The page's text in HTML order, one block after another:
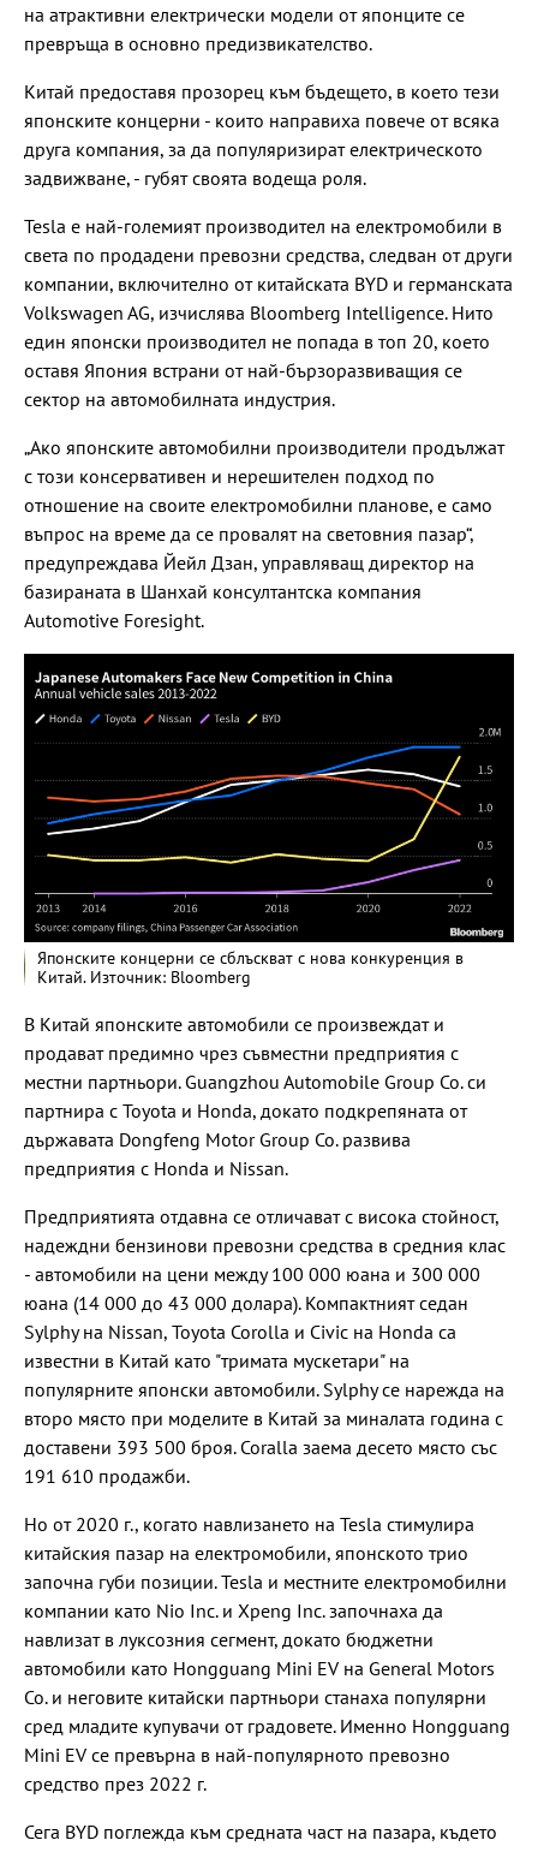
на атрактивни електрически модели от японците се
превръща в основно предизвикателство.
Китай предоставя прозорец към бъдещето, в което тези
японските концерни - които направиха повече от всяка
друга компания, за да популяризират електрическото
задвижване, - губят своята водеща роля.
Tesla е най-големият производител на електромобили в
света по продадени превозни средства, следван от други
компании, включително от китайската BYD и германската
Volkswagen AG, изчислява Bloomberg Intelligence. Нито
един японски производител не попада в топ 20, което
оставя Япония встрани от най-бързоразвиващия се
сектор на автомобилната индустрия.
„Ако японските автомобилни производители продължат
с този консервативен и нерешителен подход по
отношение на своите електромобилни планове, е само
въпрос на време да се провалят на световния пазар“,
предупреждава Йейл Дзан, управляващ директор на
базираната в Шанхай консултантска компания
Automotive Foresight.
Японските концерни се сблъскват с нова конкуренция в
Китай. Източник: Bloomberg
В Китай японските автомобили се произвеждат и
продават предимно чрез съвместни предприятия с
местни партньори. Guangzhou Automobile Group Co. си
партнира с Toyota и Honda, докато подкрепяната от
държавата Dongfeng Motor Group Co. развива
предприятия с Honda и Nissan.
Предприятията отдавна се отличават с висока стойност,
надеждни бензинови превозни средства в средния клас
- автомобили на цени между 100 000 юана и 300 000
юана (14 000 до 43 000 долара). Компактният седан
Sylphy на Nissan, Toyota Corolla и Civic на Honda са
известни в Китай като "тримата мускетари" на
популярните японски автомобили. Sylphy се нарежда на
второ място при моделите в Китай за миналата година с
доставени 393 500 броя. Coralla заема десето място със
191 610 продажби.
Но от 2020 г., когато навлизането на Tesla стимулира
китайския пазар на електромобили, японското трио
започна губи позиции. Tesla и местните електромобилни
компании като Nio Inc. и Xpeng Inc. започнаха да
навлизат в луксозния сегмент, докато бюджетни
автомобили като Hongguang Mini EV на General Motors
Co. и неговите китайски партньори станаха популярни
сред младите купувачи от градовете. Именно Hongguang
Mini EV се превърна в най-популярното превозно
средство през 2022 г.
Сега BYD поглежда към средната част на пазара, където